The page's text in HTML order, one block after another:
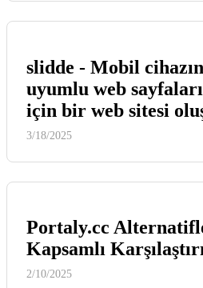
slidde - Mobil
uyumlu web
için bir web sitesi
3/18/2025
Portaly.cc
Kapsamlı
2/10/2025